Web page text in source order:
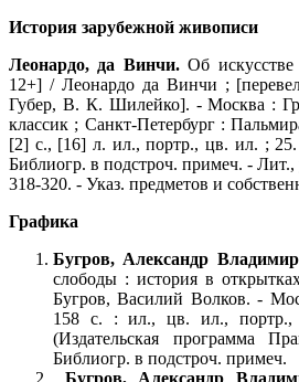
История зарубежной живописи
Леонардо, да Винчи.Об
12+] / Леонардо да Винчи ;
Губер, В. К. Шилейко]. - Москва :
классик ; Санкт-Петербург :
[2] с., [16] л. ил., портр., цв. ил. ;
Библиогр. в подстроч. примеч. - Лит.,
318-320. - Указ. предметов и
Графика
Бугров, Александр
слободы : история в
Бугров, Василий Волков. -
158 с. : ил., цв. ил., портр.,
(Издательская программа
Библиогр. в подстроч. примеч.
Бугров, Александр